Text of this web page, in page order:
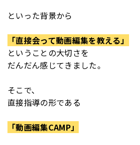
といった背景から
「直接会って動画編集を教える」
ということの大切さを
だんだん感じてきました。
そこで、
直接指導の形である
「動画編集CAMP」